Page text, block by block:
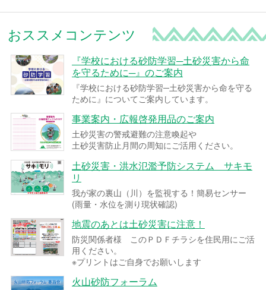
おススメコンテンツ
『学校における砂防学習─土砂災害から命
を守るために─』のご案内
『学校における砂防学習─土砂災害から命を守る
ために』についてご案内しています。
事業案内・広報啓発用品のご案内
土砂災害の警戒避難の注意喚起や
土砂災害防止月間の周知にご活用ください。
土砂災害・洪水氾濫予防システム サキモ
リ
我が家の裏山（川）を監視する！簡易センサー
(雨量・水位を測り現状確認)
地震のあとは土砂災害に注意！
防災関係者様 このＰＤＦチラシを住民用にご活
用ください。
※プリントはご自身でお願いします
火山砂防フォーラム